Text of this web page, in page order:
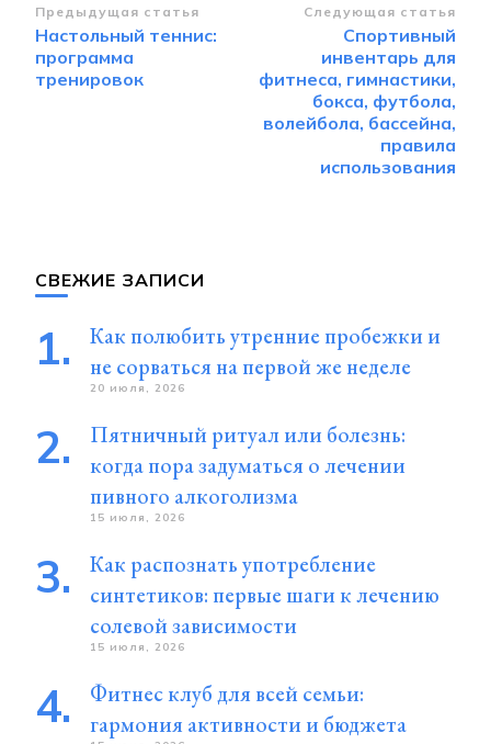
Навигация
по
записям
Предыдущая статья
Настольный теннис:
программа
тренировок
Следующая статья
Спортивный
инвентарь для
фитнеса, гимнастики,
бокса, футбола,
волейбола, бассейна,
правила
использования
СВЕЖИЕ ЗАПИСИ
Как полюбить утренние пробежки и
не сорваться на первой же неделе
20 июля, 2026
Пятничный ритуал или болезнь:
когда пора задуматься о лечении
пивного алкоголизма
15 июля, 2026
Как распознать употребление
синтетиков: первые шаги к лечению
солевой зависимости
15 июля, 2026
Фитнес клуб для всей семьи:
гармония активности и бюджета